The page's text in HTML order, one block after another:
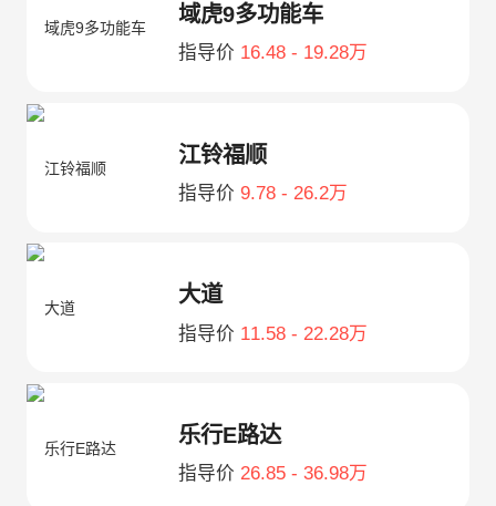
域虎9多功能车
指导价 16.48 - 19.28万
江铃福顺
指导价 9.78 - 26.2万
大道
指导价 11.58 - 22.28万
乐行E路达
指导价 26.85 - 36.98万